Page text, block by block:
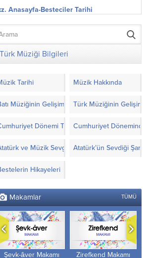
Anasayfa-Besteciler Tarihi
Türk Müziği Bilgileri
Tarihi Müzik Hakkında
Müziğinin Gelişimi Türk Müziğinin Gelişimi
Dönemi Türk Müziği’nde Yapılanlar
Cumhuriyet
ve Müzik Sevgisi Atatürk’ün Sevdiği
Hikayeleri
Makamlar TÜMÜ
Zirefkend Makamı
Nihâvend-i Kebir